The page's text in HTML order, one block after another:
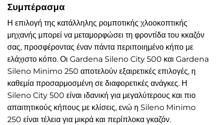
Συμπέρασμα
Η επιλογή της κατάλληλης ρομποτικής χλοοκοπτικής
μηχανής μπορεί να μεταμορφώσει τη φροντίδα του κκαζόν
σας, προσφέροντας έναν πάντα περιποιημένο κήπο με
ελάχιστο κόπο. Οι Gardena Sileno City 500 και Gardena
Sileno Minimo 250 αποτελούν εξαιρετικές επιλογές, η
καθεμία προσαρμοσμένη σε διαφορετικές ανάγκες. Η
Sileno City 500 είναι ιδανική για μεγαλύτερους και πιο
απαιτητικούς κήπους με κλίσεις, ενώ η Sileno Minimo
250 είναι τέλεια για μικρά και περίπλοκα γκαζόν.